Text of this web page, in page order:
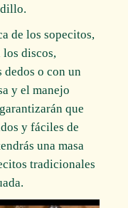
de los sopecitos,
los discos,
dedos o con un
y el manejo
que
y fáciles de
una masa
tradicionales